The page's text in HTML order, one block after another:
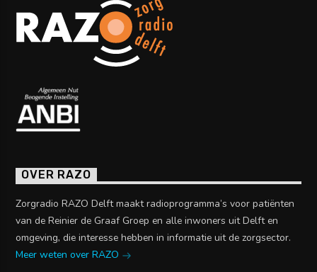
OVER RAZO
Zorgradio RAZO Delft maakt radioprogramma’s voor patiënten
van de Reinier de Graaf Groep en alle inwoners uit Delft en
omgeving, die interesse hebben in informatie uit de zorgsector.
Meer weten over RAZO